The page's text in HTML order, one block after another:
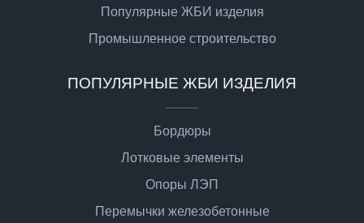
Популярные ЖБИ изделия
Промышленное строительство
ПОПУЛЯРНЫЕ ЖБИ ИЗДЕЛИЯ
Бордюры
Лотковые элементы
Опоры ЛЭП
Перемычки железобетонные